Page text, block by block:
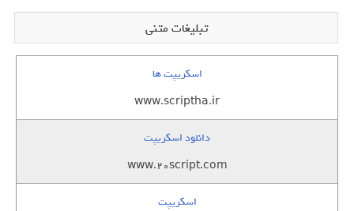
تبلیغات متنی
اسکریپت ها
www.scriptha.ir
دانلود اسکریپت
www.20script.com
اسکریپت